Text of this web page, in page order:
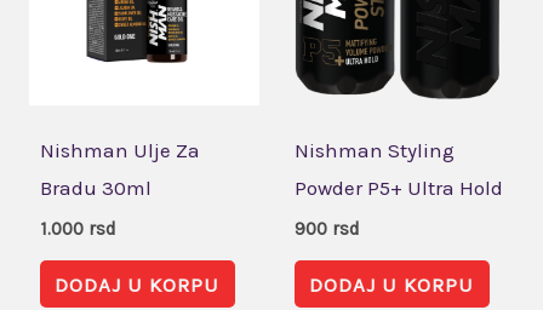
Nishman Ulje Za
Bradu 30ml
1.000 rsd
DODAJ U KORPU
Nishman Styling
Powder P5+ Ultra Hold
900 rsd
DODAJ U KORPU